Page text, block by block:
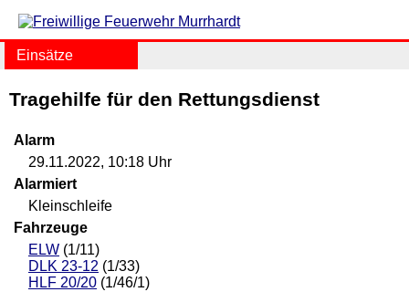
Einsätze
Tragehilfe für den Rettungsdienst
Alarm
29.11.2022, 10:18 Uhr
Alarmiert
Kleinschleife
Fahrzeuge
ELW (1/11)
DLK 23-12 (1/33)
HLF 20/20 (1/46/1)